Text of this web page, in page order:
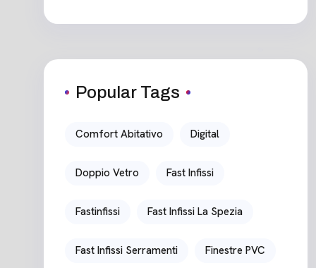
Popular Tags
Comfort Abitativo Digital
Doppio Vetro Fast Infissi
Fastinfissi Fast Infissi La Spezia
Fast Infissi Serramenti Finestre PVC